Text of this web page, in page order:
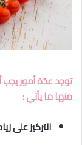
توجد عدّة أمور يجب
منها ما يأتي :
التركيز على